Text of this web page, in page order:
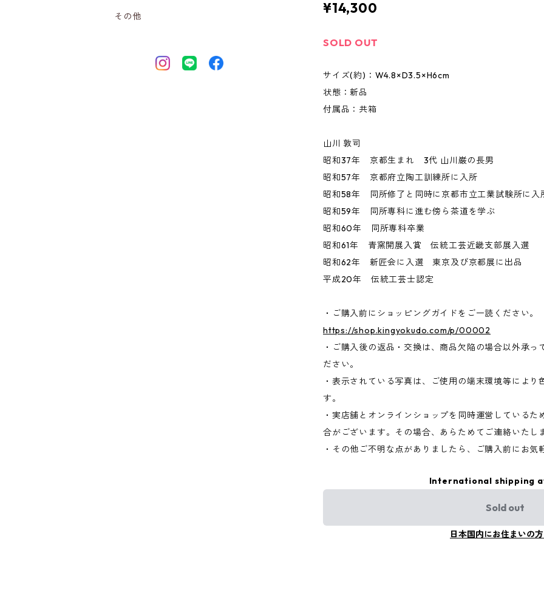
¥14,300
SOLD OUT
サイズ(約)：W4.8×D3.5×H6cm
状態：新品
付属品：共箱
山川 敦司
昭和37年 京都生まれ 3代 山川巌の長男
昭和57年 京都府立陶工訓練所に入所
昭和58年 同所修了と同時に京都市立工業試験所に入
昭和59年 同所専科に進む傍ら茶道を学ぶ
昭和60年 同所専科卒業
昭和61年 青窯開展入賞 伝統工芸近畿支部展入選
昭和62年 新匠会に入選 東京及び京都展に出品
平成20年 伝統工芸士認定
・ご購入前にショッピングガイドをご一読ください。
https://shop.kingyokudo.com/p/00002
・ご購入後の返品・交換は、商品欠陥の場合以外承
ださい。
・表示されている写真は、ご使用の端末環境等によ
す。
・実店舗とオンラインショップを同時運営している
合がございます。その場合、あらためてご連絡いたし
・その他ご不明な点がありましたら、ご購入前にお気
International shipping
Sold out
日本国内にお住まいの
その他